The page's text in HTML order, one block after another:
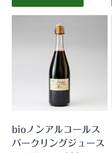
bioノンアルコールス
パークリングジュース